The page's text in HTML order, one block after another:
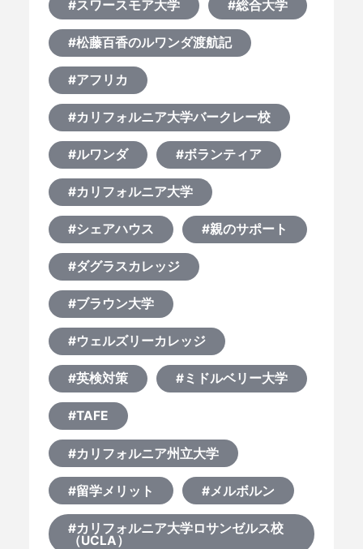
#スワースモア大学 #総合大学
#松藤百香のルワンダ渡航記
#アフリカ
#カリフォルニア大学バークレー校
#ルワンダ #ボランティア
#カリフォルニア大学
#シェアハウス #親のサポート
#ダグラスカレッジ
#ブラウン大学
#ウェルズリーカレッジ
#英検対策 #ミドルベリー大学
#TAFE
#カリフォルニア州立大学
#留学メリット #メルボルン
#カリフォルニア大学ロサンゼルス校
（UCLA）